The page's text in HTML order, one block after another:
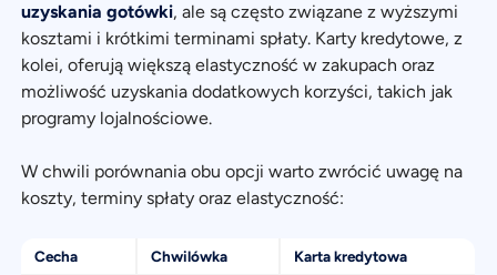
uzyskania gotówki, ale są często związane z wyższymi
kosztami i krótkimi terminami spłaty. Karty kredytowe, z
kolei, oferują większą elastyczność w zakupach oraz
możliwość uzyskania dodatkowych korzyści, takich jak
programy lojalnościowe.
W chwili porównania obu opcji warto zwrócić uwagę na
koszty, terminy spłaty oraz elastyczność:
Cecha Chwilówka Karta kredytowa